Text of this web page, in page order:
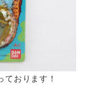
おります！